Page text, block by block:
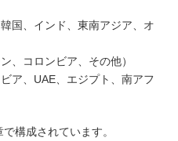
国、インド、東南アジア、オ
、コロンビア、その他）
ア、UAE、エジプト、南アフ
構成されています。